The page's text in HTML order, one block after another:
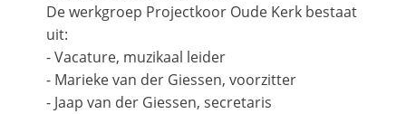
De werkgroep Projectkoor Oude Kerk bestaat
uit:
- Vacature, muzikaal leider
- Marieke van der Giessen, voorzitter
- Jaap van der Giessen, secretaris